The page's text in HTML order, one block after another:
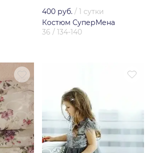
400 руб. / 1 сутки
Костюм СуперМена
36 / 134-140